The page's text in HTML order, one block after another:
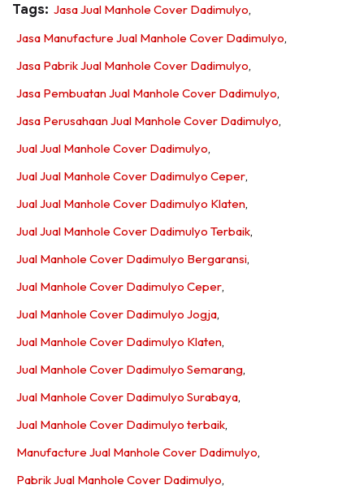
Tags: Jasa Jual Manhole Cover Dadimulyo,
Jasa Manufacture Jual Manhole Cover Dadimulyo,
Jasa Pabrik Jual Manhole Cover Dadimulyo,
Jasa Pembuatan Jual Manhole Cover Dadimulyo,
Jasa Perusahaan Jual Manhole Cover Dadimulyo,
Jual Jual Manhole Cover Dadimulyo,
Jual Jual Manhole Cover Dadimulyo Ceper,
Jual Jual Manhole Cover Dadimulyo Klaten,
Jual Jual Manhole Cover Dadimulyo Terbaik,
Jual Manhole Cover Dadimulyo Bergaransi,
Jual Manhole Cover Dadimulyo Ceper,
Jual Manhole Cover Dadimulyo Jogja,
Jual Manhole Cover Dadimulyo Klaten,
Jual Manhole Cover Dadimulyo Semarang,
Jual Manhole Cover Dadimulyo Surabaya,
Jual Manhole Cover Dadimulyo terbaik,
Manufacture Jual Manhole Cover Dadimulyo,
Pabrik Jual Manhole Cover Dadimulyo,